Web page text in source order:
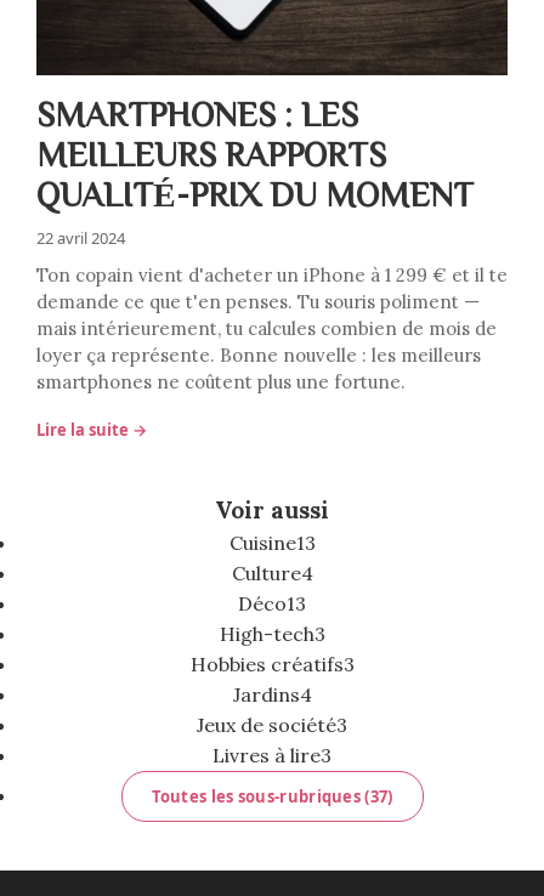
SMARTPHONES : LES
MEILLEURS RAPPORTS
QUALITÉ-PRIX DU MOMENT
22 avril 2024
Ton copain vient d'acheter un iPhone à 1 299 € et il te
demande ce que t'en penses. Tu souris poliment —
mais intérieurement, tu calcules combien de mois de
loyer ça représente. Bonne nouvelle : les meilleurs
smartphones ne coûtent plus une fortune.
Lire la suite →
Voir aussi
Cuisine13
Culture4
Déco13
High-tech3
Hobbies créatifs3
Jardins4
Jeux de société3
Livres à lire3
Toutes les sous-rubriques (37)